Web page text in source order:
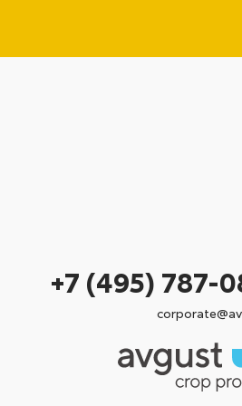
+7 (495) 787-